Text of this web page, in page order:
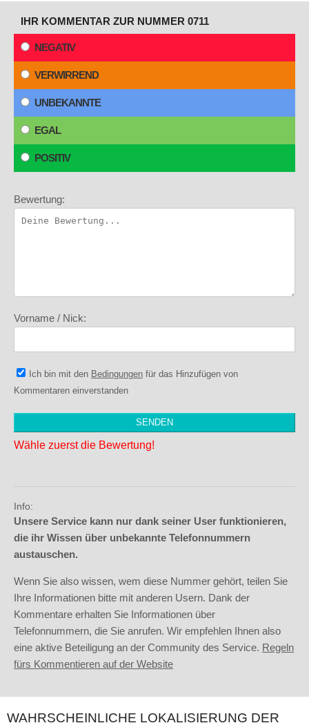
IHR KOMMENTAR ZUR NUMMER 0711
NEGATIV
VERWIRREND
UNBEKANNTE
EGAL
POSITIV
Bewertung:
Vorname / Nick:
Ich bin mit den Bedingungen für das Hinzufügen von
Kommentaren einverstanden
Wähle zuerst die Bewertung!
Info:
Unsere Service kann nur dank seiner User funktionieren,
die ihr Wissen über unbekannte Telefonnummern
austauschen.
Wenn Sie also wissen, wem diese Nummer gehört, teilen Sie
Ihre Informationen bitte mit anderen Usern. Dank der
Kommentare erhalten Sie Informationen über
Telefonnummern, die Sie anrufen. Wir empfehlen Ihnen also
eine aktive Beteiligung an der Community des Service. Regeln
fürs Kommentieren auf der Website
WAHRSCHEINLICHE LOKALISIERUNG DER